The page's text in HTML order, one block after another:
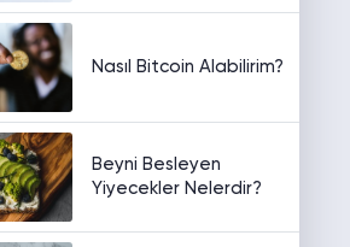
Nasıl Bitcoin Alabilirim?
Beyni Besleyen
Yiyecekler Nelerdir?